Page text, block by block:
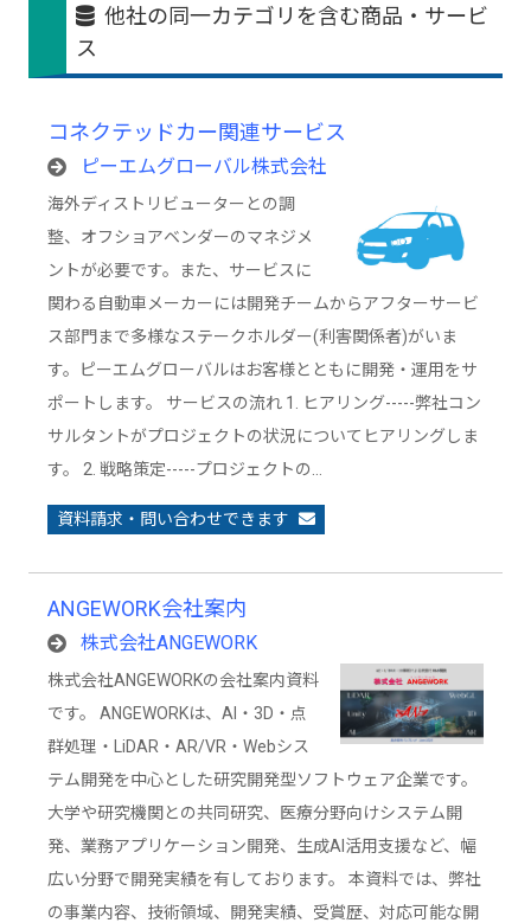
他社の同一カテゴリを含む商品・サービ
ス
コネクテッドカー関連サービス
ピーエムグローバル株式会社
海外ディストリビューターとの調
整、オフショアベンダーのマネジメ
ントが必要です。また、サービスに
関わる自動車メーカーには開発チームからアフターサービ
ス部門まで多様なステークホルダー(利害関係者)がいま
す。ピーエムグローバルはお客様とともに開発・運用をサ
ポートします。 サービスの流れ 1. ヒアリング-----弊社コン
サルタントがプロジェクトの状況についてヒアリングしま
す。 2. 戦略策定-----プロジェクトの…
資料請求・問い合わせできます
ANGEWORK会社案内
株式会社ANGEWORK
株式会社ANGEWORKの会社案内資料
です。 ANGEWORKは、AI・3D・点
群処理・LiDAR・AR/VR・Webシス
テム開発を中心とした研究開発型ソフトウェア企業です。
大学や研究機関との共同研究、医療分野向けシステム開
発、業務アプリケーション開発、生成AI活用支援など、幅
広い分野で開発実績を有しております。 本資料では、弊社
の事業内容、技術領域、開発実績、受賞歴、対応可能な開